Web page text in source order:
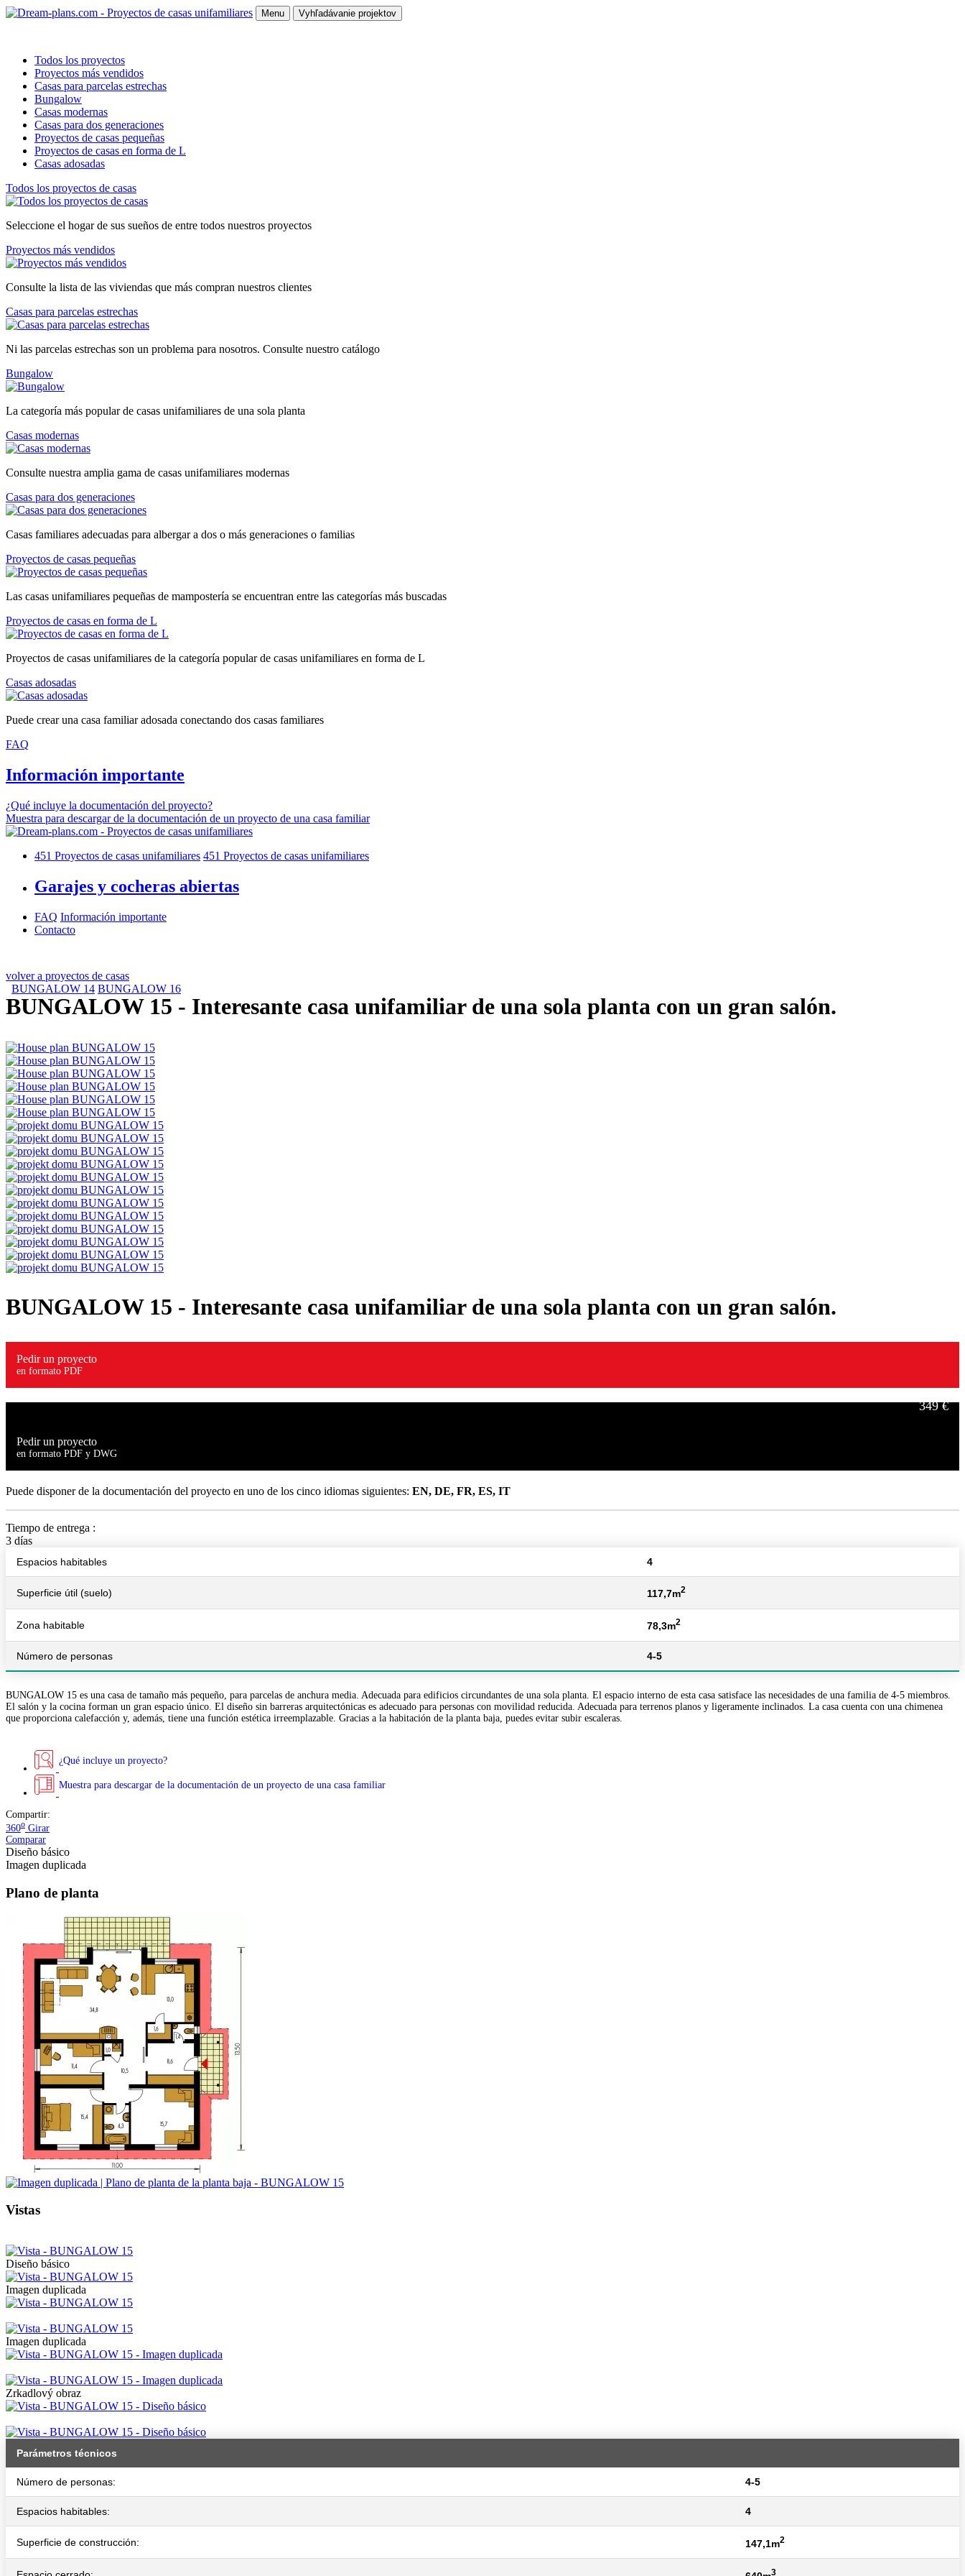
Menu Vyhľadávanie projektov
Todos los proyectos
Proyectos más vendidos
Casas para parcelas estrechas
Bungalow
Casas modernas
Casas para dos generaciones
Proyectos de casas pequeñas
Proyectos de casas en forma de L
Casas adosadas
Todos los proyectos de casas
Seleccione el hogar de sus sueños de entre todos nuestros proyectos
Proyectos más vendidos
Consulte la lista de las viviendas que más compran nuestros clientes
Casas para parcelas estrechas
Ni las parcelas estrechas son un problema para nosotros. Consulte nuestro catálogo
Bungalow
La categoría más popular de casas unifamiliares de una sola planta
Casas modernas
Consulte nuestra amplia gama de casas unifamiliares modernas
Casas para dos generaciones
Casas familiares adecuadas para albergar a dos o más generaciones o familias
Proyectos de casas pequeñas
Las casas unifamiliares pequeñas de mampostería se encuentran entre las categorías más buscadas
Proyectos de casas en forma de L
Proyectos de casas unifamiliares de la categoría popular de casas unifamiliares en forma de L
Casas adosadas
Puede crear una casa familiar adosada conectando dos casas familiares
FAQ
Información importante
¿Qué incluye la documentación del proyecto?
Muestra para descargar de la documentación de un proyecto de una casa familiar
451 Proyectos de casas unifamiliares 451 Proyectos de casas unifamiliares
Garajes y cocheras abiertas
FAQ Información importante
Contacto
volver a proyectos de casas
BUNGALOW 14 BUNGALOW 16
BUNGALOW 15 - Interesante casa unifamiliar de una sola planta con un gran salón.
BUNGALOW 15 - Interesante casa unifamiliar de una sola planta con un gran salón.
Pedir un proyecto
en formato PDF
349 €
Pedir un proyecto
en formato PDF y DWG
Puede disponer de la documentación del proyecto en uno de los cinco idiomas siguientes: EN, DE, FR, ES, IT
Tiempo de entrega :
3 días
Espacios habitables 4
Superficie útil (suelo) 117,7m2
Zona habitable 78,3m2
Número de personas 4-5
BUNGALOW 15 es una casa de tamaño más pequeño, para parcelas de anchura media. Adecuada para edificios circundantes de una sola planta. El espacio interno de esta casa satisface las necesidades de una familia de 4-5 miembros.
El salón y la cocina forman un gran espacio único. El diseño sin barreras arquitectónicas es adecuado para personas con movilidad reducida. Adecuada para terrenos planos y ligeramente inclinados. La casa cuenta con una chimenea
que proporciona calefacción y, además, tiene una función estética irreemplazable. Gracias a la habitación de la planta baja, puedes evitar subir escaleras.
¿Qué incluye un proyecto?
Muestra para descargar de la documentación de un proyecto de una casa familiar
Compartir:
360o Girar
Comparar
Diseño básico
Imagen duplicada
Plano de planta
Vistas
Diseño básico
Imagen duplicada
Imagen duplicada
Zrkadlový obraz
Parámetros técnicos
Número de personas: 4-5
Espacios habitables: 4
Superficie de construcción: 147,1m2
3